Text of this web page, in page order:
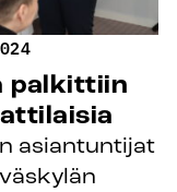
palkittiin
asiantuntijat